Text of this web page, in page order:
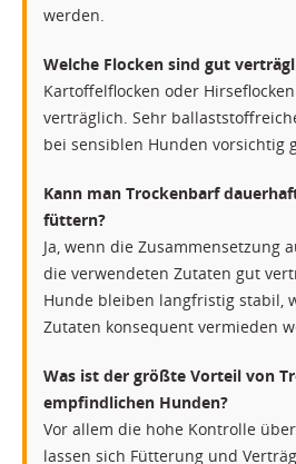
werden.
Welche Flocken sind gut
Kartoffelflocken oder
verträglich. Sehr
bei sensiblen Hunden vorsichtig
Kann man Trockenbarf
füttern?
Ja, wenn die Zusammensetzung
die verwendeten Zutaten gut
Hunde bleiben langfristig stabil,
Zutaten konsequent vermieden
Was ist der größte Vorteil von
empfindlichen Hunden?
Vor allem die hohe Kontrolle
lassen sich Fütterung und